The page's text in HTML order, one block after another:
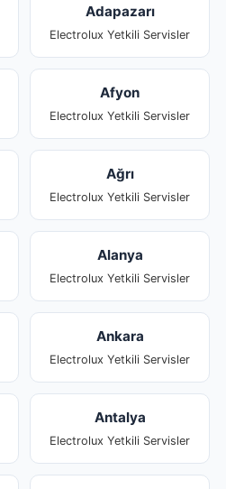
Adapazarı
Electrolux Yetkili Servisler
Afyon
Electrolux Yetkili Servisler
Ağrı
Electrolux Yetkili Servisler
Alanya
Electrolux Yetkili Servisler
Ankara
Electrolux Yetkili Servisler
Antalya
Electrolux Yetkili Servisler